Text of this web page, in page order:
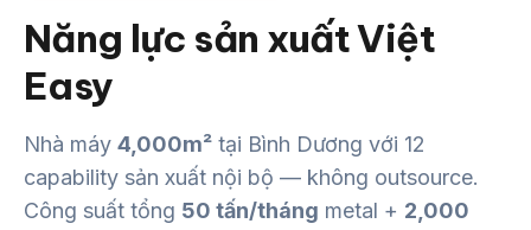
Năng lực sản xuất Việt
Easy
Nhà máy 4,000m² tại Bình Dương với 12
capability sản xuất nội bộ — không outsource.
Công suất tổng 50 tấn/tháng metal + 2,000